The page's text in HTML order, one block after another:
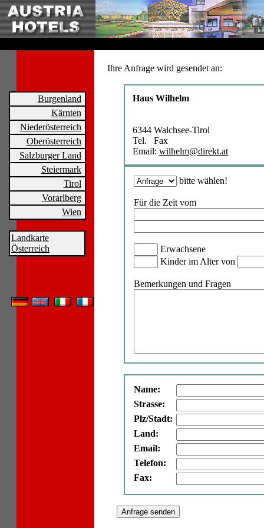
Burgenland
Kärnten
Niederösterreich
Oberösterreich
Salzburger Land
Steiermark
Tirol
Vorarlberg
Wien
Landkarte
Österreich
Ihre Anfrage wird gesendet an:
Haus Wilhelm
6344 Walchsee-Tirol
Tel. Fax
Email: wilhelm@direkt.at
bitte wählen!
Für die Zeit vom
Erwachsene
Kinder im Alter von
Bemerkungen und Fragen
Name:
Strasse:
Plz/Stadt:
Land:
Email:
Telefon:
Fax: